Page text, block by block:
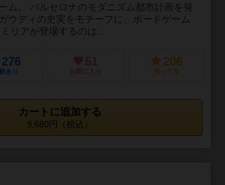
ム。 バルセロナのモダニズム都市計画を発
ウディの史実をモチーフに、ボードゲーム
リアが登場するのは...
276
あり
51
お気に入り
206
持ってる
カートに追加する
9,680円（税込）